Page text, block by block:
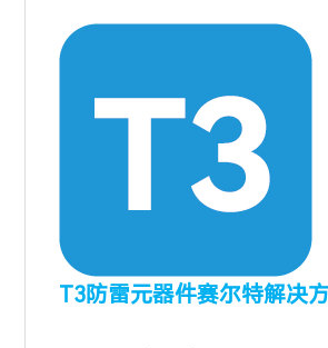
T3防雷元器件赛尔特解决